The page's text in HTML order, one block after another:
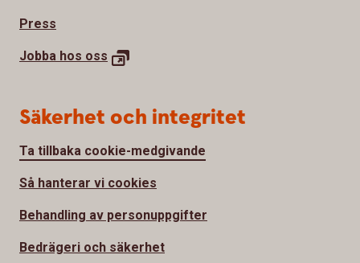
Press
Jobba hos oss
Säkerhet och integritet
Ta tillbaka cookie-medgivande
Så hanterar vi cookies
Behandling av personuppgifter
Bedrägeri och säkerhet